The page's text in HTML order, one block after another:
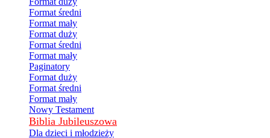
Format średni
Format mały
Format duży
Format średni
Format mały
Paginatory
Format duży
Format średni
Format mały
Nowy Testament
Biblia Jubileuszowa
Dla dzieci i młodzieży